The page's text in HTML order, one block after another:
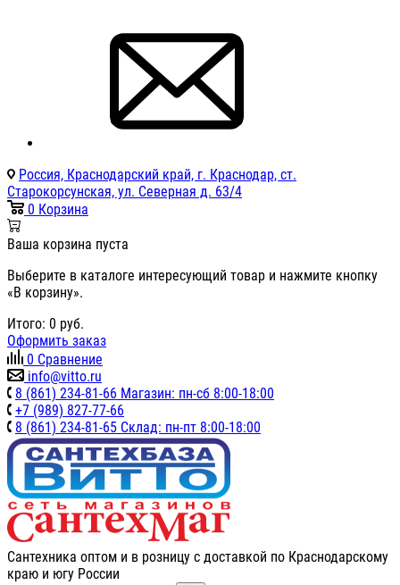
Россия, Краснодарский край, г. Краснодар, ст.
Старокорсунская, ул. Северная д. 63/4
0 Корзина
Ваша корзина пуста
Выберите в каталоге интересующий товар и нажмите кнопку
«В корзину».
Итого: 0 руб.
Оформить заказ
0 Сравнение
info@vitto.ru
8 (861) 234-81-66 Магазин: пн-сб 8:00-18:00
+7 (989) 827-77-66
8 (861) 234-81-65 Склад: пн-пт 8:00-18:00
Сантехника оптом и в розницу с доставкой по Краснодарскому
краю и югу России